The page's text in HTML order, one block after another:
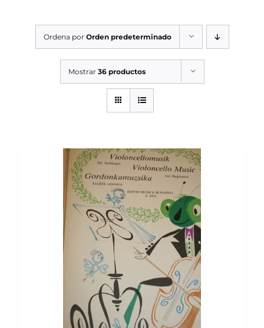
SERVICIOS TALLER
OCASIÓN
Ordena por Orden predeterminado
Mostrar 36 productos